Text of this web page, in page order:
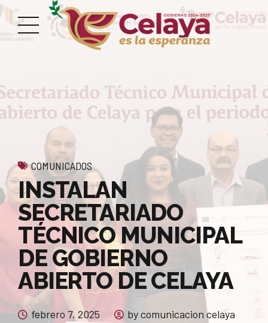
COMUNICADOS
INSTALAN
SECRETARIADO
TÉCNICO MUNICIPAL
DE GOBIERNO
ABIERTO DE CELAYA
febrero 7, 2025
by comunicacion celaya